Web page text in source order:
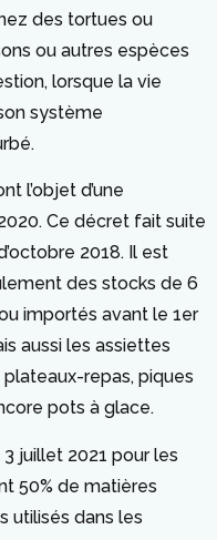
des tortues ou
ou autres espèces
lorsque la vie
système
l’objet d’une
Ce décret fait suite
2018. Il est
des stocks de 6
importés avant le 1er
aussi les assiettes
repas, piques
pots à glace.
juillet 2021 pour les
50% de matières
utilisés dans les